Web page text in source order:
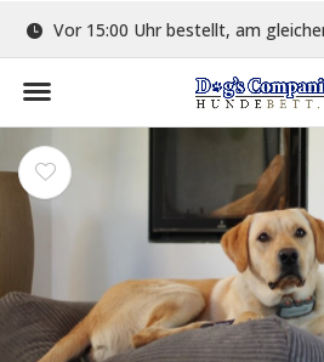
Vor 15:00 Uhr bestellt, am gleichen Tag